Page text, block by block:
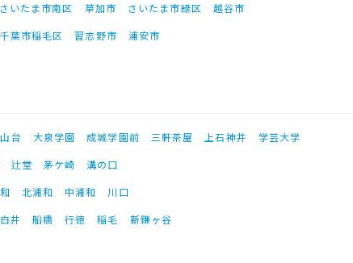
さいたま市南区 草加市 さいたま市緑区
越谷市
千葉市稲毛区 習志野市 浦安市
台 大泉学園 成城学園前 三軒茶屋 上石神井
学芸大学
辻堂 茅ケ崎
溝の口
北浦和 中浦和
川口
白井 船橋 行徳 稲毛 新鎌ヶ谷